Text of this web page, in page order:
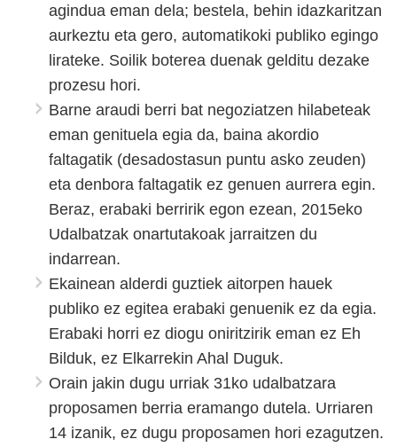
agindua eman dela; bestela, behin idazkaritzan
aurkeztu eta gero, automatikoki publiko egingo
lirateke. Soilik boterea duenak gelditu dezake
prozesu hori.
Barne araudi berri bat negoziatzen hilabeteak
eman genituela egia da, baina akordio
faltagatik (desadostasun puntu asko zeuden)
eta denbora faltagatik ez genuen aurrera egin.
Beraz, erabaki berririk egon ezean, 2015eko
Udalbatzak onartutakoak jarraitzen du
indarrean.
Ekainean alderdi guztiek aitorpen hauek
publiko ez egitea erabaki genuenik ez da egia.
Erabaki horri ez diogu oniritzirik eman ez Eh
Bilduk, ez Elkarrekin Ahal Duguk.
Orain jakin dugu urriak 31ko udalbatzara
proposamen berria eramango dutela. Urriaren
14 izanik, ez dugu proposamen hori ezagutzen.